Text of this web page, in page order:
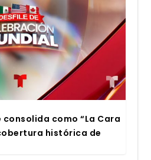
con­so­li­da como “La Cara
his­tó­ri­ca de